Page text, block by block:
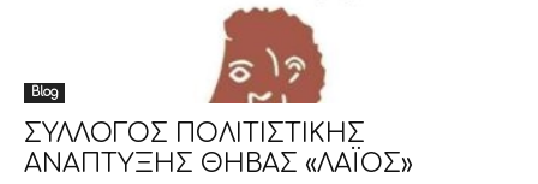
Blog
ΣΥΛΛΟΓΟΣ ΠΟΛΙΤΙΣΤΙΚΗΣ
ΑΝΑΠΤΥΞΗΣ ΘΗΒΑΣ «ΛΑΪΟΣ»